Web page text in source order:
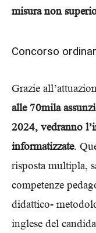
misura non
Concorso
Grazie
alle 70mila
2024, vedranno
informatizzate.
risposta multipla,
competenze
didattico-
inglese del